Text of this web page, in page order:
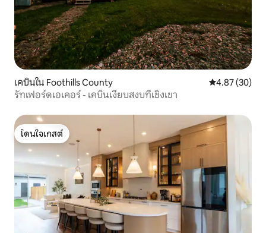
เคบินใน Foothills County คะแนนเฉลี่ย
4.87 (30)
รัทเฟอร์ดเอเคอร์ - เคบินเงียบสงบที่เชิงเขา
โดนใจเกสต์
โดนใจเกสต์